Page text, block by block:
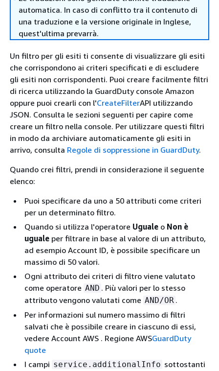
automatica. In caso di conflitto tra il contenuto di
una traduzione e la versione originale in Inglese,
quest'ultima prevarrà.
Un filtro per gli esiti ti consente di visualizzare gli esiti
che corrispondono ai criteri specificati e di escludere
gli esiti non corrispondenti. Puoi creare facilmente filtri
di ricerca utilizzando la GuardDuty console Amazon
oppure puoi crearli con l'CreateFilterAPI utilizzando
JSON. Consulta le sezioni seguenti per capire come
creare un filtro nella console. Per utilizzare questi filtri
in modo da archiviare automaticamente gli esiti in
arrivo, consulta Regole di soppressione in GuardDuty.
Quando crei filtri, prendi in considerazione il seguente
elenco:
Puoi specificare da uno a 50 attributi come criteri
per un determinato filtro.
Quando si utilizza l'operatore Uguale o Non è
uguale per filtrare in base al valore di un attributo,
ad esempio Account ID, è possibile specificare un
massimo di 50 valori.
Ogni attributo dei criteri di filtro viene valutato
come operatore AND . Più valori per lo stesso
attributo vengono valutati come AND/OR .
Per informazioni sul numero massimo di filtri
salvati che è possibile creare in ciascuno di essi,
vedere Account AWS . Regione AWSGuardDuty
quote
I campi service.additionalInfo sottostanti